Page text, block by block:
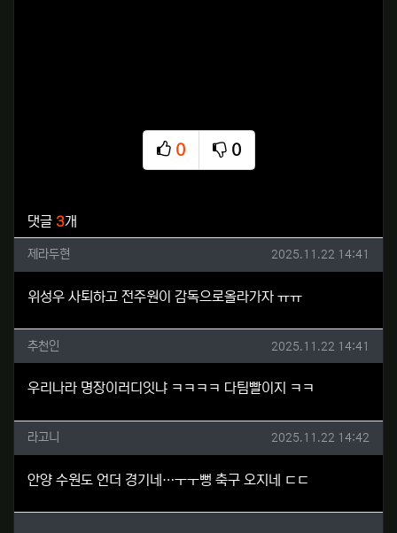
0
추천
0
비추천
댓글 3개
제라두현님의 댓글
제라두현 작성일
2025.11.22 14:41
위성우 사퇴하고 전주원이 감독으로올라가자 ㅠㅠ
추천인님의 댓글
추천인 작성일
2025.11.22 14:41
우리나라 명장이러디잇냐 ㅋㅋㅋㅋ 다팀빨이지 ㅋㅋ
라고니님의 댓글
라고니 작성일
2025.11.22 14:42
안양 수원도 언더 경기네…ㅜㅜ뻥 축구 오지네 ㄷㄷ